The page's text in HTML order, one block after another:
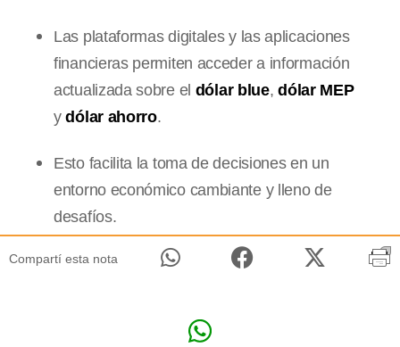
Las plataformas digitales y las aplicaciones
financieras permiten acceder a información
actualizada sobre el dólar blue,dólar MEP
ydólar ahorro.
Esto facilita la toma de decisiones en un
entorno económico cambiante y lleno de
desafíos.
Compartí esta nota